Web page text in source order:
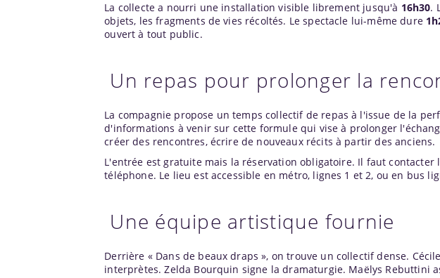
La collecte a nourri une installation visible librement jusqu'à 16h30.
objets, les fragments de vies récoltés. Le spectacle lui-même dure
ouvert à tout public.
Un repas pour prolonger la
La compagnie propose un temps collectif de repas à l'issue de la
d'informations à venir sur cette formule qui vise à prolonger
créer des rencontres, écrire de nouveaux récits à partir des anciens.
L'entrée est gratuite mais la réservation obligatoire. Il faut contacter
téléphone. Le lieu est accessible en métro, lignes 1 et 2, ou en bus
Une équipe artistique fournie
Derrière « Dans de beaux draps », on trouve un collectif dense.
interprètes. Zelda Bourquin signe la dramaturgie. Maëlys Rebuttini